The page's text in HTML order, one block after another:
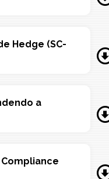
Hedge (SC-
a